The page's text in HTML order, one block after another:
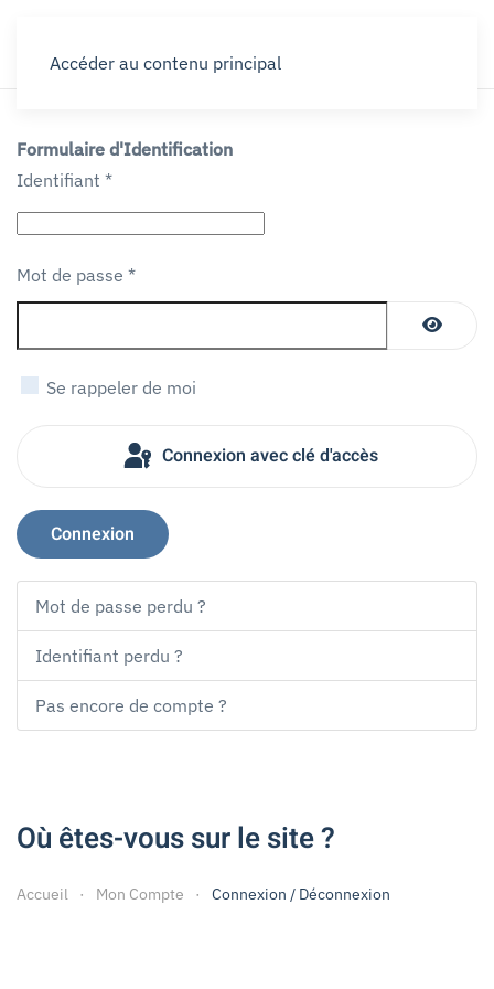
Accéder au contenu principal
Formulaire d'Identification
Identifiant *
Mot de passe *
Se rappeler de moi
Connexion avec clé d'accès
Connexion
Mot de passe perdu ?
Identifiant perdu ?
Pas encore de compte ?
Où êtes-vous sur le site ?
Accueil Mon Compte Connexion / Déconnexion